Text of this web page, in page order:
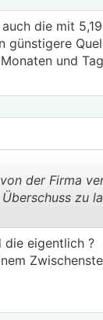
die mit
günstigere
und
der Firma
zu
die eigentlich ?